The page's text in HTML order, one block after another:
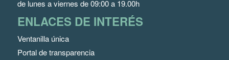
de lunes a viernes de 09:00 a 19.00h
ENLACES DE INTERÉS
Ventanilla única
Portal de transparencia